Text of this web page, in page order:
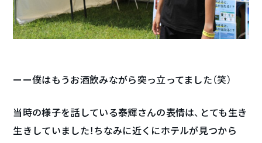
ーー僕はもうお酒飲みながら突っ立ってました（笑）
当時の様子を話している泰輝さんの表情は、とても生き
生きしていました！ちなみに近くにホテルが見つから